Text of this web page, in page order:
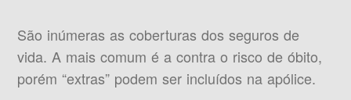
São inúmeras as coberturas dos seguros de
vida. A mais comum é a contra o risco de óbito,
porém “extras” podem ser incluídos na apólice.